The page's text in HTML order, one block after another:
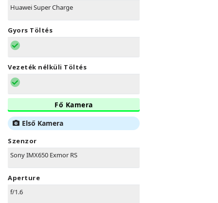
Huawei Super Charge
Gyors Töltés
Vezeték nélküli Töltés
Fő Kamera
Első Kamera
Szenzor
Sony IMX650 Exmor RS
Aperture
f/1.6